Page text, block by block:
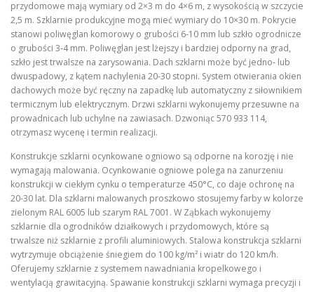
przydomowe mają wymiary od 2×3 m do 4×6 m, z wysokością w szczycie
2,5 m. Szklarnie produkcyjne mogą mieć wymiary do 10×30 m. Pokrycie
stanowi poliwęglan komorowy o grubości 6-10 mm lub szkło ogrodnicze
o grubości 3-4 mm. Poliwęglan jest lżejszy i bardziej odporny na grad,
szkło jest trwalsze na zarysowania. Dach szklarni może być jedno- lub
dwuspadowy, z kątem nachylenia 20-30 stopni. System otwierania okien
dachowych może być ręczny na zapadkę lub automatyczny z siłownikiem
termicznym lub elektrycznym. Drzwi szklarni wykonujemy przesuwne na
prowadnicach lub uchylne na zawiasach. Dzwoniąc 570 933 114,
otrzymasz wycenę i termin realizacji.
Konstrukcje szklarni ocynkowane ogniowo są odporne na korozję i nie
wymagają malowania. Ocynkowanie ogniowe polega na zanurzeniu
konstrukcji w ciekłym cynku o temperaturze 450°C, co daje ochronę na
20-30 lat. Dla szklarni malowanych proszkowo stosujemy farby w kolorze
zielonym RAL 6005 lub szarym RAL 7001. W Ząbkach wykonujemy
szklarnie dla ogrodników działkowych i przydomowych, które są
trwalsze niż szklarnie z profili aluminiowych. Stalowa konstrukcja szklarni
wytrzymuje obciążenie śniegiem do 100 kg/m² i wiatr do 120 km/h.
Oferujemy szklarnie z systemem nawadniania kropelkowego i
wentylacją grawitacyjną. Spawanie konstrukcji szklarni wymaga precyzji i